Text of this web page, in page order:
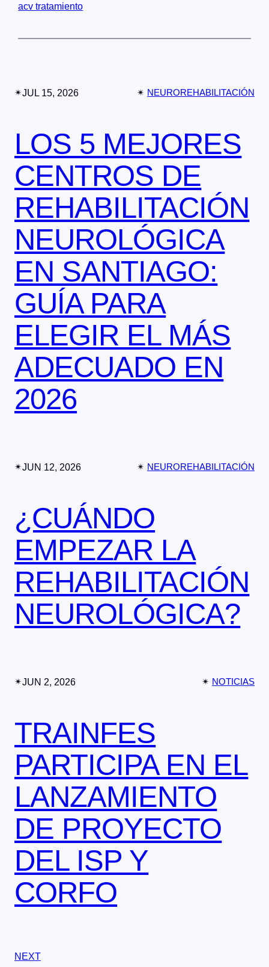
acv tratamiento
✴︎JUL 15, 2026 ✴︎ NEUROREHABILITACIÓN
LOS 5 MEJORES
CENTROS DE
REHABILITACIÓN
NEUROLÓGICA
EN SANTIAGO:
GUÍA PARA
ELEGIR EL MÁS
ADECUADO EN
2026
✴︎JUN 12, 2026 ✴︎ NEUROREHABILITACIÓN
¿CUÁNDO
EMPEZAR LA
REHABILITACIÓN
NEUROLÓGICA?
✴︎JUN 2, 2026 ✴︎ NOTICIAS
TRAINFES
PARTICIPA EN EL
LANZAMIENTO
DE PROYECTO
DEL ISP Y
CORFO
NEXT